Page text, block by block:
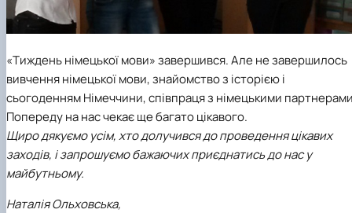
«Тиждень німецької мови» завершився. Але не завершилось
вивчення німецької мови, знайомство з історією і
сьогоденням Німеччини, співпраця з німецькими
Попереду на нас чекає ще багато цікавого.
Щиро дякуємо усім, хто долучився до проведення цікавих
заходів, і запрошуємо бажаючих приєднатись до нас у
майбутньому.
Наталія Ольховська,